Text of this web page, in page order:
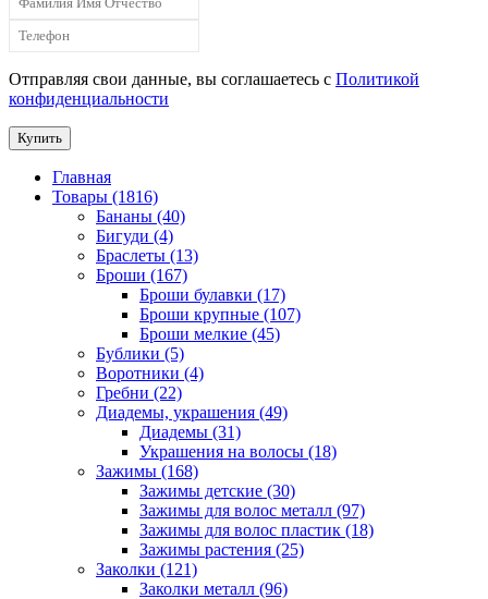
Отправляя свои данные, вы соглашаетесь с Политикой
конфиденциальности
Купить
Главная
Товары (1816)
Бананы (40)
Бигуди (4)
Браслеты (13)
Броши (167)
Броши булавки (17)
Броши крупные (107)
Броши мелкие (45)
Бублики (5)
Воротники (4)
Гребни (22)
Диадемы, украшения (49)
Диадемы (31)
Украшения на волосы (18)
Зажимы (168)
Зажимы детские (30)
Зажимы для волос металл (97)
Зажимы для волос пластик (18)
Зажимы растения (25)
Заколки (121)
Заколки металл (96)